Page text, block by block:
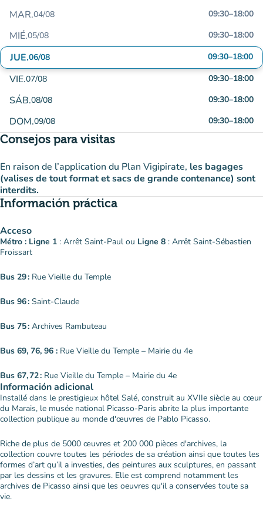
MAR.04/08 09:30–18:00
MIÉ.05/08 09:30–18:00
JUE.06/08 09:30–18:00
VIE.07/08 09:30–18:00
SÁB.08/08 09:30–18:00
DOM.09/08 09:30–18:00
Consejos para visitas
En raison de l’application du Plan Vigipirate, les bagages
(valises de tout format et sacs de grande contenance) sont
interdits.
Información práctica
Acceso
Métro : Ligne 1 : Arrêt Saint-Paul ou Ligne 8 : Arrêt Saint-Sébastien
Froissart
Bus 29 : Rue Vieille du Temple
Bus 96 : Saint-Claude
Bus 75 : Archives Rambuteau
Bus 69, 76, 96 : Rue Vieille du Temple – Mairie du 4e
Bus 67, 72 : Rue Vieille du Temple – Mairie du 4e
Información adicional
Installé dans le prestigieux hôtel Salé, construit au XVIIe siècle au cœur
du Marais, le musée national Picasso-Paris abrite la plus importante
collection publique au monde d'œuvres de Pablo Picasso.
Riche de plus de 5000 œuvres et 200 000 pièces d'archives, la
collection couvre toutes les périodes de sa création ainsi que toutes les
formes d’art qu’il a investies, des peintures aux sculptures, en passant
par les dessins et les gravures. Elle est comprend notamment les
archives de Picasso ainsi que les oeuvres qu'il a conservées toute sa
vie.